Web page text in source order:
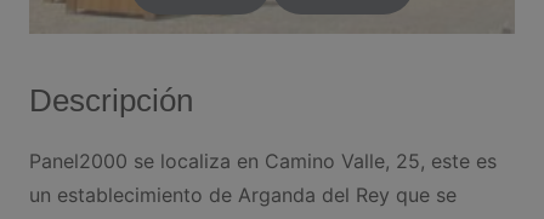
Descripción
Panel2000 se localiza en Camino Valle, 25, este es
un establecimiento de Arganda del Rey que se